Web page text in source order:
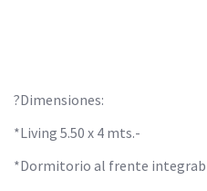
?Dimensiones:
*Living 5.50 x 4 mts.-
*Dormitorio al frente